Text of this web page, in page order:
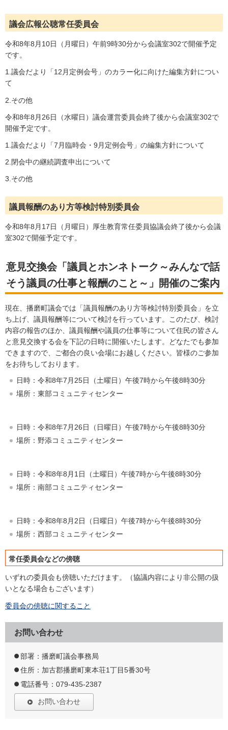
議会広報公聴常任委員会
令和8年8月10日（月曜日）午前9時30分から会議室302で開催予定
です。
1.議会だより「12月定例会号」のカラー化に向けた編集方針につい
て
2.その他
令和8年8月26日（水曜日）議会運営委員会終了後から会議室302で
開催予定です。
1.議会だより「7月臨時会・9月定例会号」の編集方針について
2.閉会中の継続調査申出について
3.その他
議員報酬のあり方等検討特別委員会
令和8年8月17日（月曜日）厚生教育常任委員協議会終了後から会議
室302で開催予定です。
意見交換会「議員とホンネトーク～みんなで話
そう議員の仕事と報酬のこと～」開催のご案内
現在、播磨町議会では「議員報酬のあり方等検討特別委員会」を立
ち上げ、議員報酬等について検討を行っています。このたび、検討
内容の報告のほか、議員報酬や議員の仕事等について住民の皆さん
と意見交換する会を下記の日時に開催いたします。どなたでも参加
できますので、ご都合の良い会場にお越しください。皆様のご参加
をお待ちしております。
日時：令和8年7月25日（土曜日）午後7時から午後8時30分
場所：東部コミュニティセンター
日時：令和8年7月26日（日曜日）午後7時から午後8時30分
場所：野添コミュニティセンター
日時：令和8年8月1日（土曜日）午後7時から午後8時30分
場所：南部コミュニティセンター
日時：令和8年8月2日（日曜日）午後7時から午後8時30分
場所：西部コミュニティセンター
常任委員会などの傍聴
いずれの委員会も傍聴いただけます。（協議内容により非公開の扱
いとなる場合もございます）
委員会の傍聴に関すること
お問い合わせ
部署：播磨町議会事務局
住所：加古郡播磨町東本荘1丁目5番30号
電話番号：079-435-2387
お問い合わせ